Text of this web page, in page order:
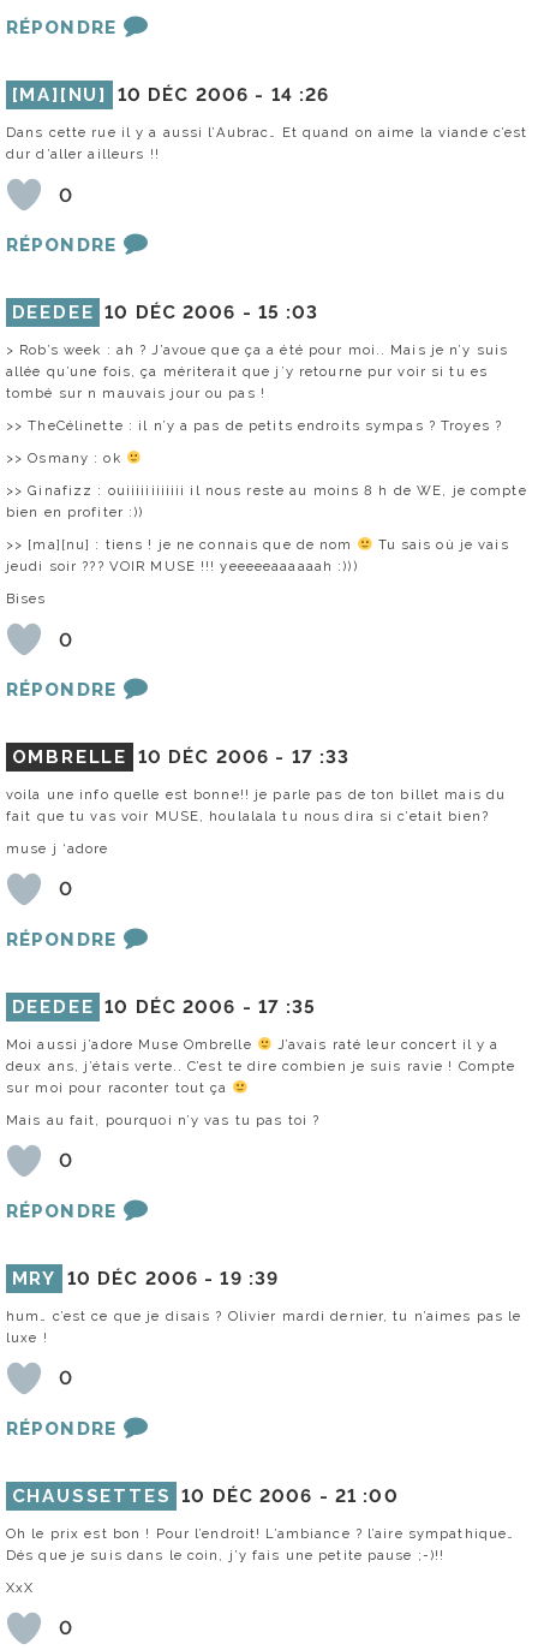
RÉPONDRE
[MA][NU] 10 DÉC 2006 - 14 :26
Dans cette rue il y a aussi l’Aubrac… Et quand on aime la viande c’est
dur d’aller ailleurs !!
0
RÉPONDRE
DEEDEE 10 DÉC 2006 - 15 :03
> Rob’s week : ah ? J’avoue que ça a été pour moi.. Mais je n’y suis
allée qu’une fois, ça mériterait que j’y retourne pur voir si tu es
tombé sur n mauvais jour ou pas !
>> TheCélinette : il n’y a pas de petits endroits sympas ? Troyes ?
>> Osmany : ok
>> Ginafizz : ouiiiiiiiiiiii il nous reste au moins 8 h de WE, je compte
bien en profiter :))
>> [ma][nu] : tiens ! je ne connais que de nom
Tu sais où je vais
jeudi soir ??? VOIR MUSE !!! yeeeeeaaaaaah :)))
Bises
0
RÉPONDRE
OMBRELLE 10 DÉC 2006 - 17 :33
voila une info quelle est bonne!! je parle pas de ton billet mais du
fait que tu vas voir MUSE, houlalala tu nous dira si c’etait bien?
muse j ‘adore
0
RÉPONDRE
DEEDEE 10 DÉC 2006 - 17 :35
Moi aussi j’adore Muse Ombrelle
J’avais raté leur concert il y a
deux ans, j’étais verte.. C’est te dire combien je suis ravie ! Compte
sur moi pour raconter tout ça
Mais au fait, pourquoi n’y vas tu pas toi ?
0
RÉPONDRE
MRY 10 DÉC 2006 -19 :39
hum… c’est ce que je disais ? Olivier mardi dernier, tu n’aimes pas le
luxe !
0
RÉPONDRE
CHAUSSETTES 10 DÉC 2006 - 21 :00
Oh le prix est bon ! Pour l’endroit! L’ambiance ? l’aire sympathique…
Dés que je suis dans le coin, j’y fais une petite pause ;-)!!
XxX
0